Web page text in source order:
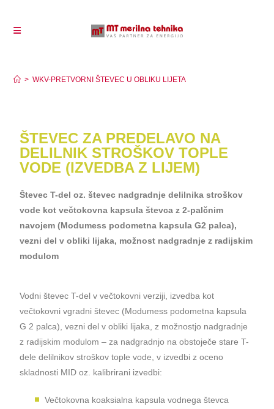
> WKV-PRETVORNI ŠTEVEC U OBLIKU LIJETA
ŠTEVEC ZA PREDELAVO NA
DELILNIK STROŠKOV TOPLE
VODE (IZVEDBA Z LIJEM)
Števec T-del oz. števec nadgradnje delilnika stroškov
vode kot večtokovna kapsula števca z 2-palčnim
navojem (Modumess podometna kapsula G2 palca),
vezni del v obliki lijaka, možnost nadgradnje z radijskim
modulom
Vodni števec T-del v večtokovni verziji, izvedba kot
večtokovni vgradni števec (Modumess podometna kapsula
G 2 palca), vezni del v obliki lijaka, z možnostjo nadgradnje
z radijskim modulom – za nadgradnjo na obstoječe stare T-
dele delilnikov stroškov tople vode, v izvedbi z oceno
skladnosti MID oz. kalibrirani izvedbi:
Večtokovna koaksialna kapsula vodnega števca